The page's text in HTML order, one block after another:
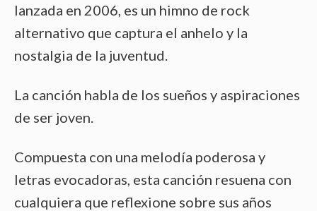
lanzada en 2006, es un himno de rock
alternativo que captura el anhelo y la
nostalgia de la juventud.
La canción habla de los sueños y aspiraciones
de ser joven.
Compuesta con una melodía poderosa y
letras evocadoras, esta canción resuena con
cualquiera que reflexione sobre sus años